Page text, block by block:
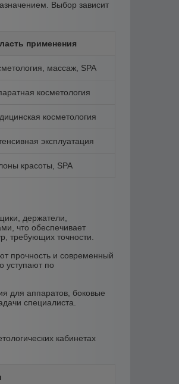
Выбор зависит
применения
массаж, SPA
косметология
косметология
эксплуатация
красоты, SPA
держатели,
что обеспечивает
требующих точности.
прочность и современный
уступают по
для аппаратов, боковые
специалиста.
кабинетах